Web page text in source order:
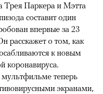
Трея Паркера и Мэтта
составит один
впервые за 23
расскажет о том, как
к новым
коронавируса.
теперь
экранами,